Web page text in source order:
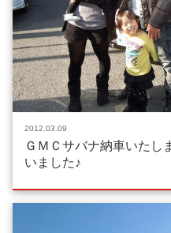
2012.03.09
ＧＭＣサバナ納車いたし
いました♪